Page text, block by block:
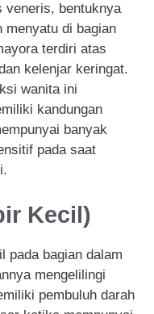
veneris, bentuknya
menyatu di bagian
terdiri atas
kelenjar keringat.
wanita ini
kandungan
banyak
pada saat
Kecil)
pada bagian dalam
mengelilingi
pembuluh darah